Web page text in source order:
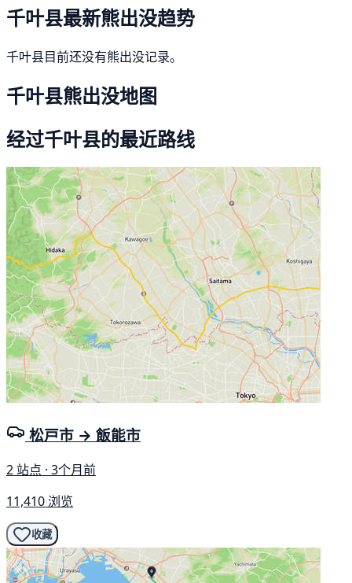
千叶县最新熊出没趋势
千叶县目前还没有熊出没记录。
千叶县熊出没地图
经过千叶县的最近路线
松戸市 → 飯能市
2 站点 · 3个月前
11,410 浏览
收藏